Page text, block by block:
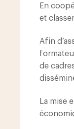
En
et
Afin
de
La mise